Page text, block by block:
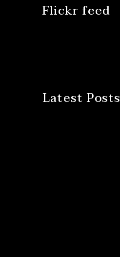
Flickr feed
Latest Posts